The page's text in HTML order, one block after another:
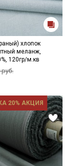
хлопок
меланж,
120гр/м.кв
руб.
20% АКЦИЯ
узкие